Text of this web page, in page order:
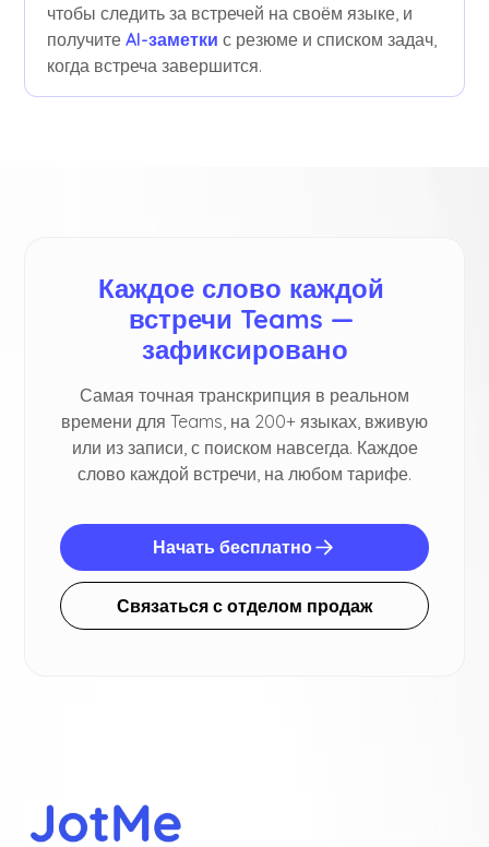
чтобы следить за встречей на своём языке, и
получитеAI-заметки с резюме и списком задач,
когда встреча завершится.
Каждое слово каждой
встречи Teams —
зафиксировано
Самая точная транскрипция в реальном
времени для Teams, на 200+ языках, вживую
или из записи, с поиском навсегда. Каждое
слово каждой встречи, на любом тарифе.
Начать бесплатно
Связаться с отделом продаж